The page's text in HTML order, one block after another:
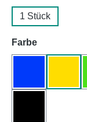
1 Stück
Farbeauswählen